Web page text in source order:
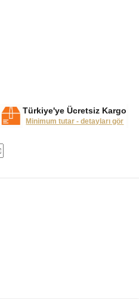
Türkiye'ye Ücretsiz Kargo
Minimum tutar - detayları gör